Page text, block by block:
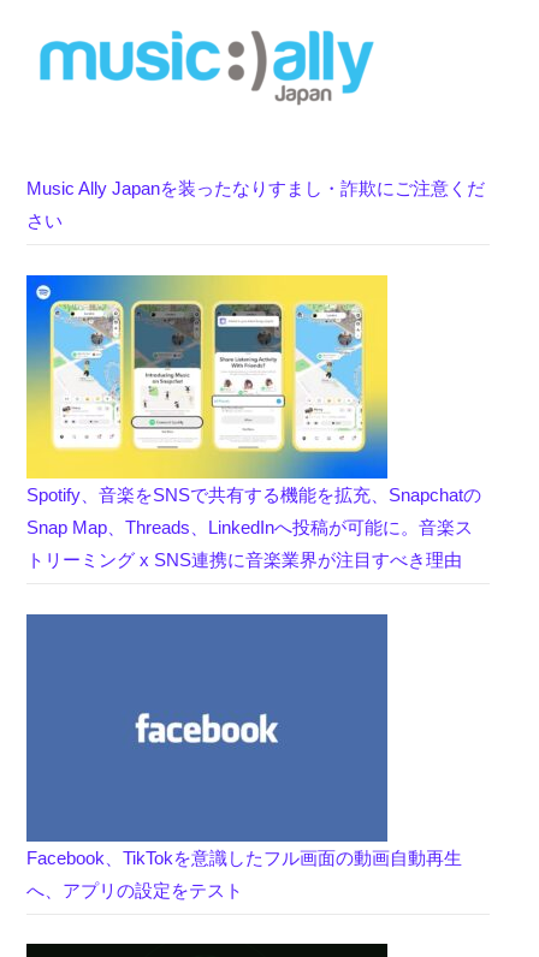
Music Ally Japanを装ったなりすまし・詐欺にご注意くだ
さい
Spotify、音楽をSNSで共有する機能を拡充、Snapchatの
Snap Map、Threads、LinkedInへ投稿が可能に。音楽ス
トリーミング x SNS連携に音楽業界が注目すべき理由
Facebook、TikTokを意識したフル画面の動画自動再生
へ、アプリの設定をテスト